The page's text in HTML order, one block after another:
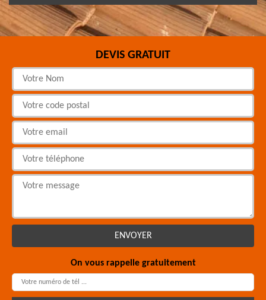
DEVIS GRATUIT
On vous rappelle gratuitement